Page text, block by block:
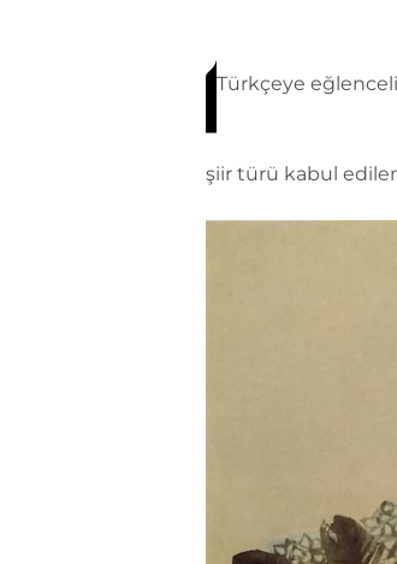
Türkçeye
şiir türü kabul